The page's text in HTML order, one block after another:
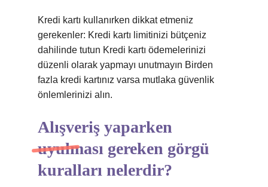
Kredi kartı kullanırken dikkat etmeniz
gerekenler: Kredi kartı limitinizi bütçeniz
dahilinde tutun Kredi kartı ödemelerinizi
düzenli olarak yapmayı unutmayın Birden
fazla kredi kartınız varsa mutlaka güvenlik
önlemlerinizi alın.
Alışveriş yaparken
uyulması gereken görgü
kuralları nelerdir?